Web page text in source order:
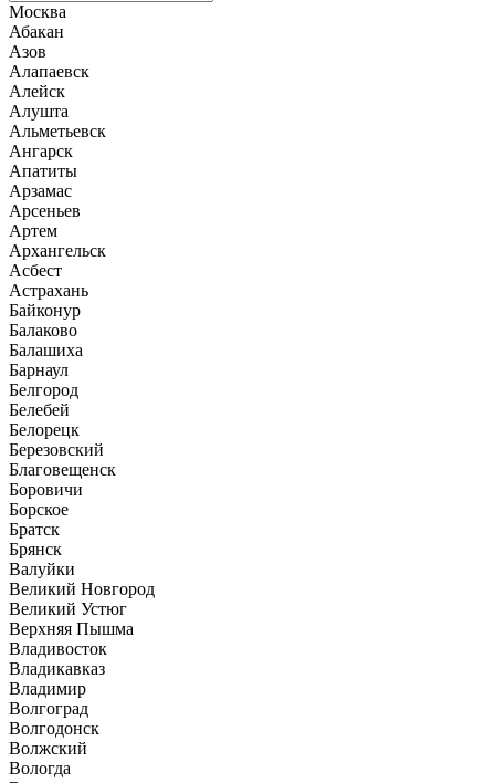
Москва
Абакан
Азов
Алапаевск
Алейск
Алушта
Альметьевск
Ангарск
Апатиты
Арзамас
Арсеньев
Артем
Архангельск
Асбест
Астрахань
Байконур
Балаково
Балашиха
Барнаул
Белгород
Белебей
Белорецк
Березовский
Благовещенск
Боровичи
Борское
Братск
Брянск
Валуйки
Великий Новгород
Великий Устюг
Верхняя Пышма
Владивосток
Владикавказ
Владимир
Волгоград
Волгодонск
Волжский
Вологда